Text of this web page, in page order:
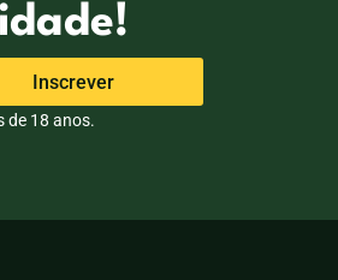
Inscrever
de 18 anos.